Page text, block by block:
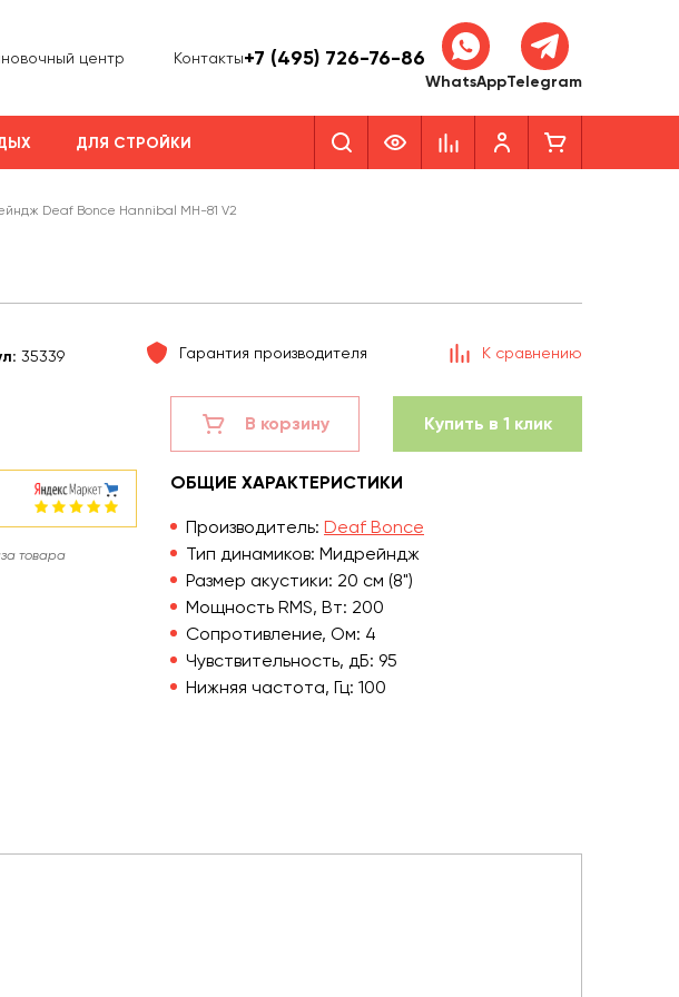
центр Контакты+7 (495) 726-76-86
WhatsAppTelegram
ДЛЯ СТРОЙКИ
Deaf Bonce Hannibal MH-81 V2
: 35339 Гарантия производителя К сравнению
товара
В корзину Купить в 1 клик
ОБЩИЕ ХАРАКТЕРИСТИКИ
Производитель: Deaf Bonce
Тип динамиков: Мидрейндж
Размер акустики: 20 см (8")
Мощность RMS, Вт: 200
Сопротивление, Ом: 4
Чувствительность, дБ: 95
Нижняя частота, Гц: 100